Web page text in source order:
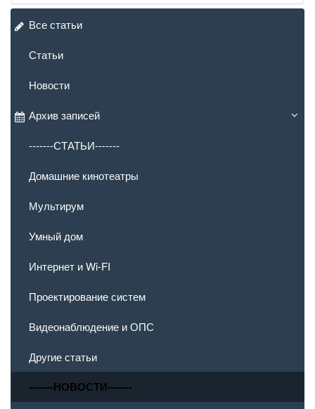
Все статьи
Статьи
Новости
Архив записей
-------СТАТЬИ-------
Домашние кинотеатры
Мультирум
Умный дом
Интернет и Wi-FI
Проектирование систем
Видеонаблюдение и ОПС
Другие статьи
-------НОВОСТИ-------